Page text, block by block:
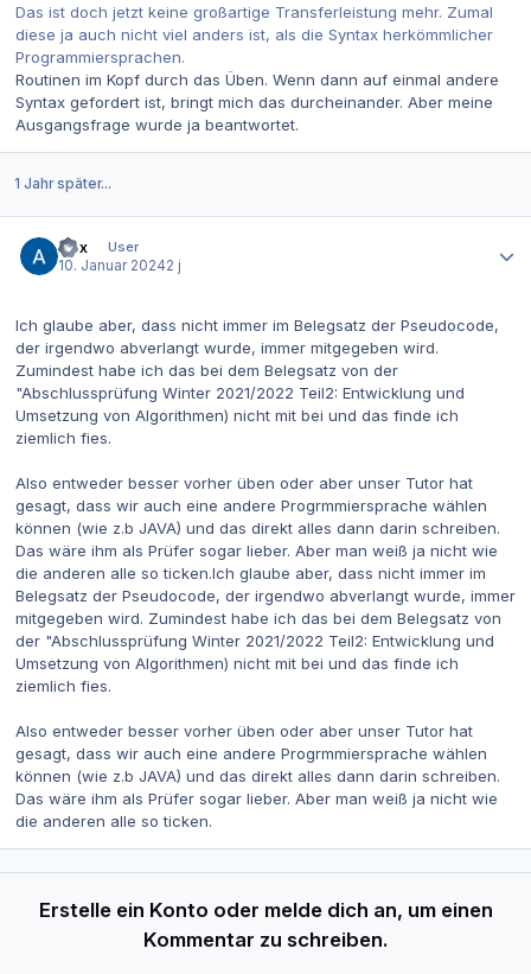
Das ist doch jetzt keine großartige Transferleistung mehr. Zumal
diese ja auch nicht viel anders ist, als die Syntax herkömmlicher
Programmiersprachen.
Routinen im Kopf durch das Üben. Wenn dann auf einmal andere
Syntax gefordert ist, bringt mich das durcheinander. Aber meine
Ausgangsfrage wurde ja beantwortet.
1 Jahr später...
ai-x
User
10. Januar 20242 j
Ich glaube aber, dass nicht immer im Belegsatz der Pseudocode,
der irgendwo abverlangt wurde, immer mitgegeben wird.
Zumindest habe ich das bei dem Belegsatz von der
"Abschlussprüfung Winter 2021/2022 Teil2: Entwicklung und
Umsetzung von Algorithmen) nicht mit bei und das finde ich
ziemlich fies.
Also entweder besser vorher üben oder aber unser Tutor hat
gesagt, dass wir auch eine andere Progrmmiersprache wählen
können (wie z.b JAVA) und das direkt alles dann darin schreiben.
Das wäre ihm als Prüfer sogar lieber. Aber man weiß ja nicht wie
die anderen alle so ticken.Ich glaube aber, dass nicht immer im
Belegsatz der Pseudocode, der irgendwo abverlangt wurde, immer
mitgegeben wird. Zumindest habe ich das bei dem Belegsatz von
der "Abschlussprüfung Winter 2021/2022 Teil2: Entwicklung und
Umsetzung von Algorithmen) nicht mit bei und das finde ich
ziemlich fies.
Also entweder besser vorher üben oder aber unser Tutor hat
gesagt, dass wir auch eine andere Progrmmiersprache wählen
können (wie z.b JAVA) und das direkt alles dann darin schreiben.
Das wäre ihm als Prüfer sogar lieber. Aber man weiß ja nicht wie
die anderen alle so ticken.
Erstelle ein Konto oder melde dich an, um einen
Kommentar zu schreiben.